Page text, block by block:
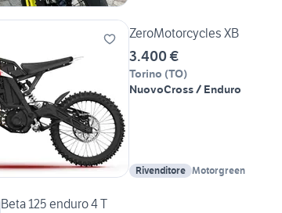
ZeroMotorcycles XB
3.400 €
Torino (TO)
NuovoCross / Enduro
Rivenditore Motorgreen
Beta 125 enduro 4 T